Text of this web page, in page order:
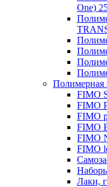
One)
Полимерная
FIMO
FIMO
FIMO
FIMO
FIMO
FIMO
Лаки,